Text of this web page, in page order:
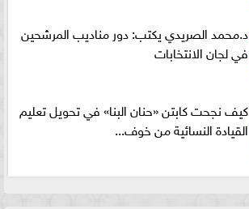
د.محمد الصريدي يكتب: دور مناديب المرشحين
في لجان الانتخابات
كيف نجحت كابتن «حنان البنا» في تحويل تعليم
القيادة النسائية من خوف...